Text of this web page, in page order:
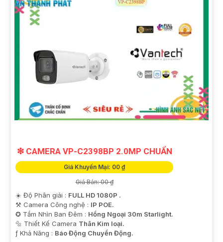
❇ CAMERA VP-C2398BP 2.0MP CHUẨN
Giá Khuyến Mại: 00 ₫
Giá Bán: 00 ₫
☀️ Độ Phân giải : FULL HD 1080P .
⚒ Camera Công nghệ : IP POE.
✪ Tầm Nhìn Ban Đêm : Hồng Ngoại 30m Starlight.
🔩 Thiết Kế Camera Thân Kim loại.
️ƒ Khả Năng : Báo Động Chuyển Động.